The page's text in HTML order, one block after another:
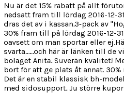
Nu är det 15% rabatt på allt
nedsatt fram till lördag 2016-12-
dras det av i kassan.3-pack av
30% fram till på lördag 2016-12-
oavsett om man sportar eller
svarta......och här är länken till de
bolaget Anita. Suverän kvalitet!
bort för att ge plats åt annat.
Det är en stabil klassisk bh-
med sidosupport. Ju större